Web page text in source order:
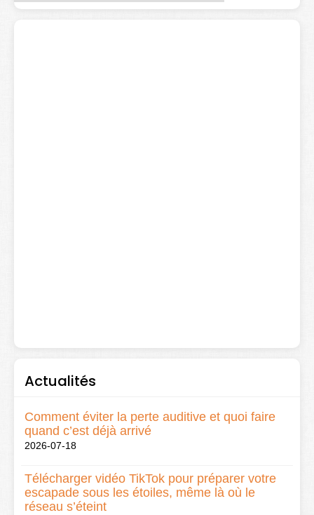
Actualités
Comment éviter la perte auditive et quoi faire
quand c’est déjà arrivé
2026-07-18
Télécharger vidéo TikTok pour préparer votre
escapade sous les étoiles, même là où le
réseau s’éteint